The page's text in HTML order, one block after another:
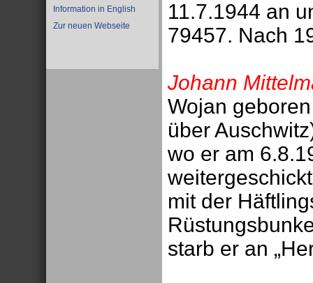
Information in English
Zur neuen Webseite
11.7.1944 an
79457. Nach
Johann
Wojan
über
wo er am
mit der
starb er an